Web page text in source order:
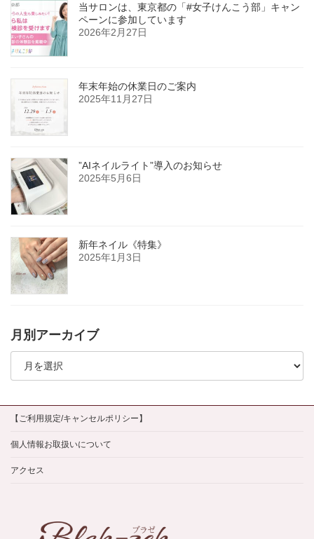
当サロンは、東京都の「#女子けんこう部」キャン
ペーンに参加しています
2026年2月27日
年末年始の休業日のご案内
2025年11月27日
”AIネイルライト”導入のお知らせ
2025年5月6日
新年ネイル《特集》
2025年1月3日
月別アーカイブ
月
イ
ブ
【ご利用規定/キャンセルポリシー】
個人情報お取扱いについて
アクセス